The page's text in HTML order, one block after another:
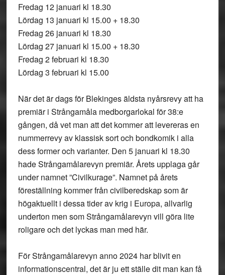
Fredag 12 januari kl 18.30
Lördag 13 januari kl 15.00 + 18.30
Fredag 26 januari kl 18.30
Lördag 27 januari kl 15.00 + 18.30
Fredag 2 februari kl 18.30
Lördag 3 februari kl 15.00
När det är dags för Blekinges äldsta nyårsrevy att ha
premiär i Strångamåla medborgarlokal för 38:e
gången, då vet man att det kommer att levereras en
nummerrevy av klassisk sort och bondkomik i alla
dess former och varianter. Den 5 januari kl 18.30
hade Strångamålarevyn premiär. Årets upplaga går
under namnet ”Civilkurage”. Namnet på årets
föreställning kommer från civilberedskap som är
högaktuellt i dessa tider av krig i Europa, allvarlig
underton men som Strångamålarevyn vill göra lite
roligare och det lyckas man med här.
För Strångamålarevyn anno 2024 har blivit en
informationscentral, det är ju ett ställe dit man kan få